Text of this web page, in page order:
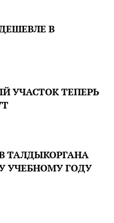
В
УЧАСТОК ТЕПЕРЬ
ТАЛДЫКОРГАНА
УЧЕБНОМУ ГОДУ